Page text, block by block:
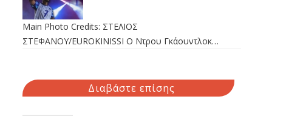
Main Photo Credits: ΣΤΕΛΙΟΣ
ΣΤΕΦΑΝΟΥ/EUROKINISSI Ο Ντρου Γκάουντλοκ…
Διαβάστε επίσης